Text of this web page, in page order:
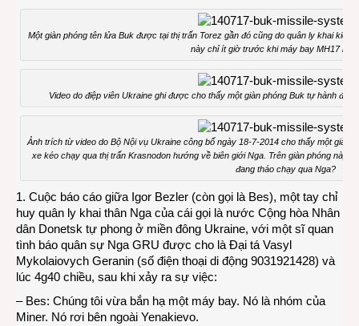
Một giàn phóng tên lửa Buk được tại thị trấn Torez gần đó cũng do quân ly khai
này chỉ ít giờ trước khi máy bay MH17 bị
Video do điệp viên Ukraine ghi được cho thấy một giàn phóng Buk tự hành
Ảnh trích từ video do Bộ Nội vụ Ukraine công bố ngày 18-7-2014 cho thấy một giàn
xe kéo chạy qua thị trấn Krasnodon hướng về biên giới Nga. Trên giàn phóng này
đang tháo chạy qua Nga?
1. Cuộc báo cáo giữa Igor Bezler (còn gọi là Bes), một tay chỉ
huy quân ly khai thân Nga của cái gọi là nước Cộng hòa Nhân
dân Donetsk tự phong ở miền đông Ukraine, với một sĩ quan
tình báo quân sự Nga GRU được cho là Đại tá Vasyl
Mykolaiovych Geranin (số điện thoại di động 9031921428) và
lúc 4g40 chiều, sau khi xảy ra sự việc:
– Bes: Chúng tôi vừa bắn hạ một máy bay. Nó là nhóm của
Miner. Nó rơi bên ngoài Yenakievo.